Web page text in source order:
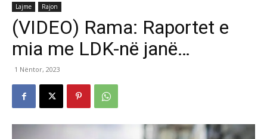
Lajme Rajon
(VIDEO) Rama: Raportet e
mia me LDK-në janë…
1 Nëntor, 2023